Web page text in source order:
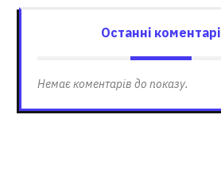
Останні коментарі
Немає коментарів до показу.